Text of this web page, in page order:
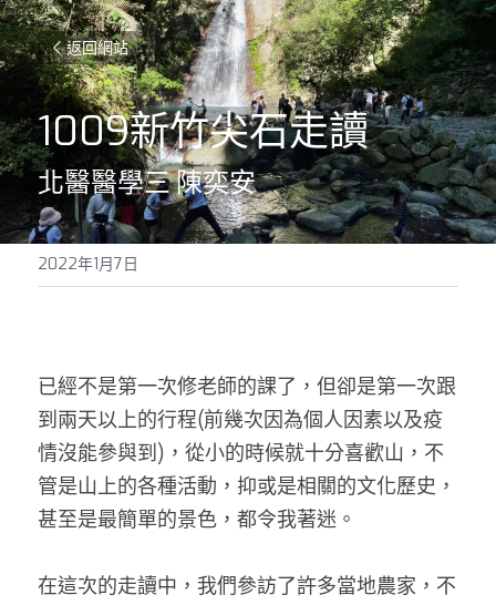
返回網站
1009新竹尖石走讀
北醫醫學三 陳奕安
2022年1月7日
已經不是第一次修老師的課了，但卻是第一次跟
到兩天以上的行程(前幾次因為個人因素以及疫
情沒能參與到)，從小的時候就十分喜歡山，不
管是山上的各種活動，抑或是相關的文化歷史，
甚至是最簡單的景色，都令我著迷。
在這次的走讀中，我們參訪了許多當地農家，不